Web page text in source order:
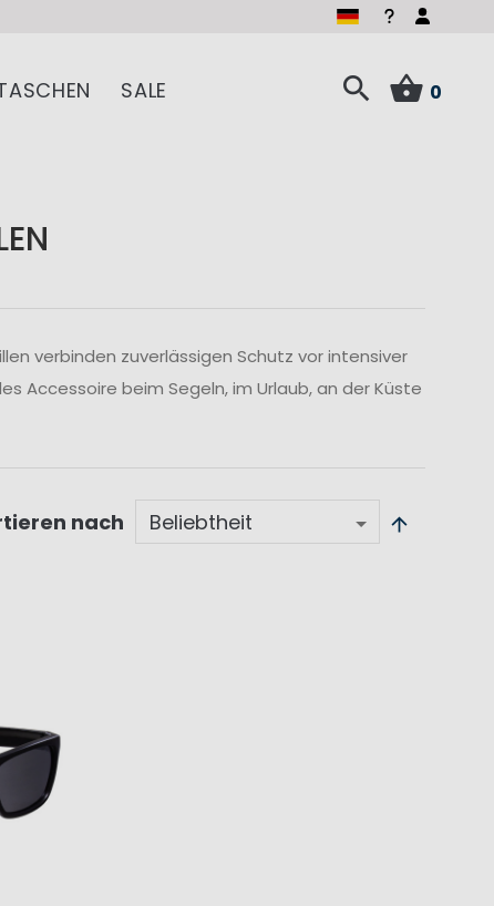
SALE 0
verbinden zuverlässigen Schutz vor intensiver
Accessoire beim Segeln, im Urlaub, an der Küste
nach